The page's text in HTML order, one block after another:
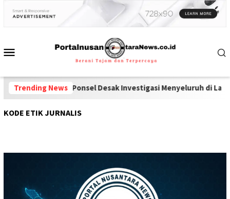
Trending News
Ponsel Desak Investigasi Menyeluruh di Lapas Pamekasan
KODE ETIK JURNALIS